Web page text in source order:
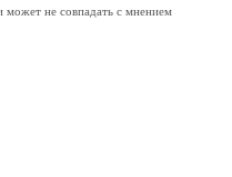
может не совпадать с мнением